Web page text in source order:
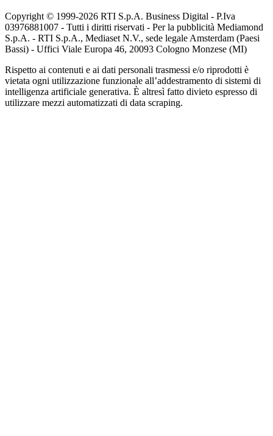
Copyright © 1999-2026 RTI S.p.A. Business Digital - P.Iva
03976881007 - Tutti i diritti riservati - Per la pubblicità Mediamond
S.p.A. - RTI S.p.A., Mediaset N.V., sede legale Amsterdam (Paesi
Bassi) - Uffici Viale Europa 46, 20093 Cologno Monzese (MI)
Rispetto ai contenuti e ai dati personali trasmessi e/o riprodotti è
vietata ogni utilizzazione funzionale all’addestramento di sistemi di
intelligenza artificiale generativa. È altresì fatto divieto espresso di
utilizzare mezzi automatizzati di data scraping.